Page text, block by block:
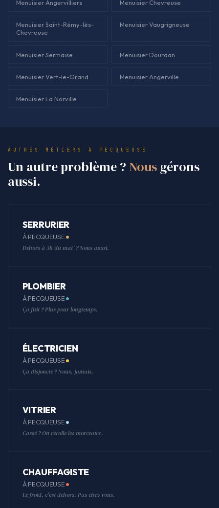
Menuisier Angervilliers Menuisier Chevreuse
Menuisier Saint-Rémy-lès-
Chevreuse
Menuisier Vaugrigneuse
Menuisier Sermaise Menuisier Dourdan
Menuisier Vert-le-Grand Menuisier Angerville
Menuisier La Norville
AUTRES MÉTIERS À PECQUEUSE
Un autre problème ? Nousgérons
aussi.
SERRURIER
À PECQUEUSE
Dehors à 3h du mat' ? Nous aussi.
PLOMBIER
À PECQUEUSE
Ça fuit ? Plus pour longtemps.
ÉLECTRICIEN
À PECQUEUSE
Ça disjoncte ? Nous, jamais.
VITRIER
À PECQUEUSE
Cassé ? On recolle les morceaux.
CHAUFFAGISTE
À PECQUEUSE
Le froid, c'est dehors. Pas chez vous.